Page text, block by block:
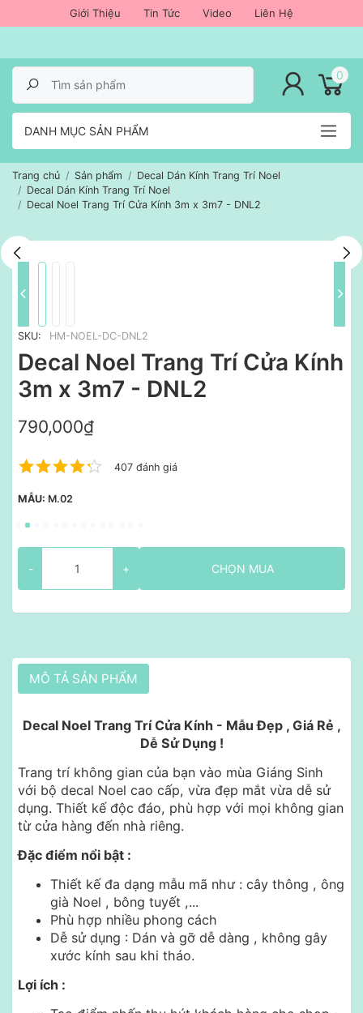
Giới Thiệu Tin Tức Video Liên Hệ
DANH MỤC SẢN PHẨM
0
Trang chủ Sản phẩm
Decal Dán Kính Trang Trí Noel
Decal Dán Kính Trang Trí Noel
Decal Noel Trang Trí Cửa Kính 3m x 3m7 - DNL2
SKU: HM-NOEL-DC-DNL2
Decal Noel Trang Trí Cửa Kính
3m x 3m7 - DNL2
790,000₫
407 đánh giá
MẪU: M.02
- + CHỌN MUA
MÔ TẢ SẢN PHẨM
Decal Noel Trang Trí Cửa Kính - Mẫu Đẹp , Giá Rẻ ,
Dễ Sử Dụng !
Trang trí không gian của bạn vào mùa Giáng Sinh
với bộ decal Noel cao cấp, vừa đẹp mắt vừa dễ sử
dụng. Thiết kế độc đáo, phù hợp với mọi không gian
từ cửa hàng đến nhà riêng.
Đặc điểm nổi bật :
Thiết kế đa dạng mẫu mã như : cây thông , ông
già Noel , bông tuyết ,...
Phù hợp nhiều phong cách
Dễ sử dụng : Dán và gỡ dễ dàng , không gây
xước kính sau khi tháo.
Lợi ích :